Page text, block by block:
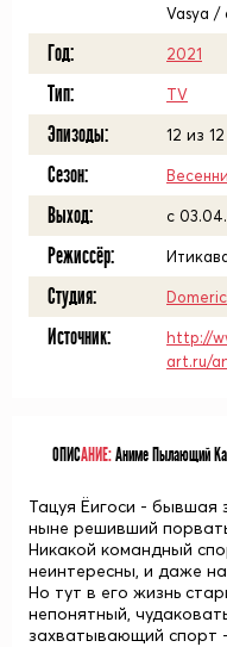
Vasya /
Год: 2021
Тип: TV
Эпизоды: 12 из 12
Сезон:
Выход: c
Режиссёр:
Студия:
Источник:
http://
art.ru/
ОПИСАНИЕ:Аниме Пылающий
Тацуя Ёигоси - бывшая
ныне решивший
Никакой командный
неинтересны, и даже
Но тут в его жизнь
непонятный,
захватывающий спорт